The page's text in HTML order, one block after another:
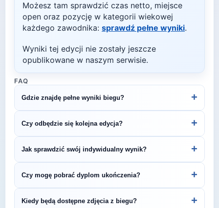
Możesz tam sprawdzić czas netto, miejsce
open oraz pozycję w kategorii wiekowej
każdego zawodnika: sprawdź pełne wyniki.
Wyniki tej edycji nie zostały jeszcze
opublikowane w naszym serwisie.
FAQ
Gdzie znajdę pełne wyniki biegu? +
stronie internetowej lub na platformach takich jak
LiveTracking, RunnerSpace czy MarathonSport.
Czy odbędzie się kolejna edycja? +
Śledź stronę organizatora lub ZawodyBiegowe.pl,
by być na bieżąco z datą kolejnej edycji XIV Cross
Zielonogórski - Parszywa 12 - Kultowa.
Jak sprawdzić swój indywidualny wynik? +
organizatora lub platformie pomiarowej podanej na
bibie startowym. Wyniki zawierają czas brutto i
netto, a często też pozycję wśród wszystkich
Czy mogę pobrać dyplom ukończenia? +
elektroniczne dyplomy do pobrania ze strony
Kiedy będą dostępne zdjęcia z biegu? +